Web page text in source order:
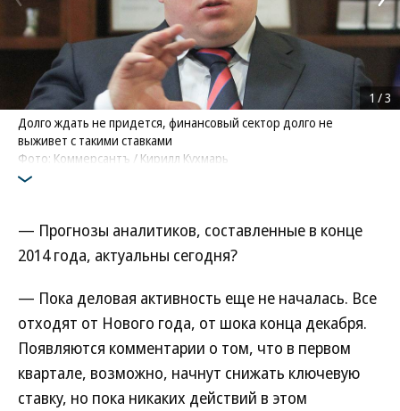
Долго ждать не придется, финансовый сектор долго не
выживет с такими ставками
Фото: Коммерсантъ / Кирилл Кухмарь
1 /3
— Прогнозы аналитиков, составленные в конце
2014 года, актуальны сегодня?
— Пока деловая активность еще не началась. Все
отходят от Нового года, от шока конца декабря.
Появляются комментарии о том, что в первом
квартале, возможно, начнут снижать ключевую
ставку, но пока никаких действий в этом